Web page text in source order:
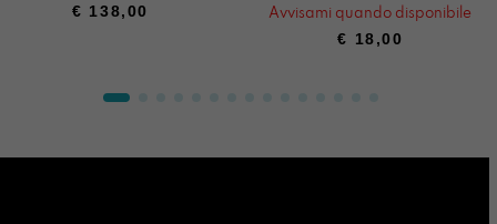
€ 138,00 Avvisami quando disponibile
€ 18,00